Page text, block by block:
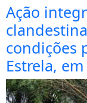
Ação
condições
Estrela,